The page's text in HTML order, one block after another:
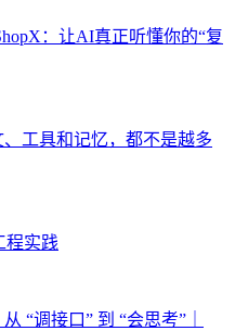
：让AI真正听懂你的“复
工具和记忆，都不是越多
程实践
“调接口” 到 “会思考”｜